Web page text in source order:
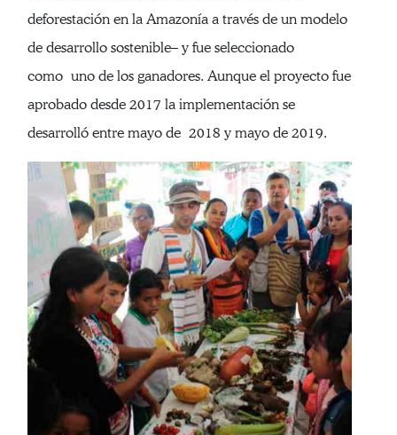
deforestación en la Amazonía a través de un modelo
de desarrollo sostenible– y fue seleccionado
como uno de los ganadores. Aunque el proyecto fue
aprobado desde 2017 la implementación se
desarrolló entre mayo de 2018 y mayo de 2019.